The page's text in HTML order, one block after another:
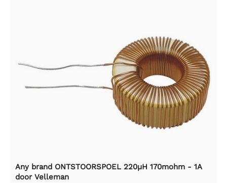
Any brand ONTSTOORSPOEL 220µH 170mohm - 1A
door Velleman